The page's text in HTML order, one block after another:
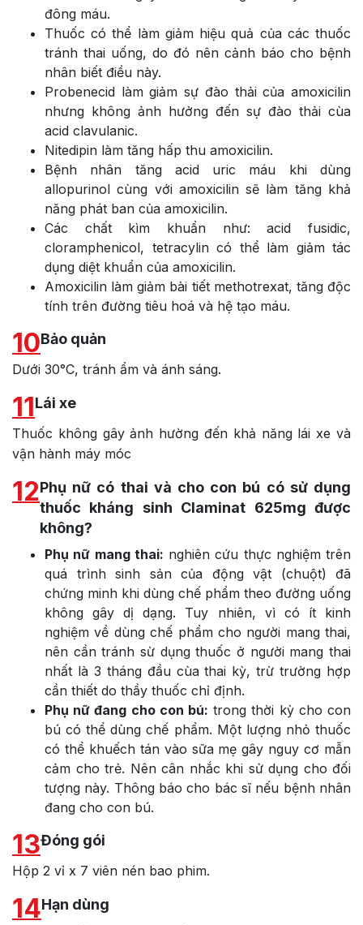
đông máu.
Thuốc có thể làm giảm hiệu quả của các thuốc
tránh thai uống, do đó nên cảnh báo cho bệnh
nhân biết điều này.
Probenecid làm giảm sự đào thải của amoxicilin
nhưng không ảnh hưởng đến sự đào thải cùa
acid clavulanic.
Nitedipin làm tăng hấp thu amoxicilin.
Bệnh nhân tăng acid uric máu khi dùng
allopurinol cùng với amoxicilin sẽ làm tăng khả
năng phát ban của amoxicilin.
Các chất kìm khuẩn như: acid fusidic,
cloramphenicol, tetracylin có thể làm giảm tác
dụng diệt khuẩn của amoxicilin.
Amoxicilin làm giảm bài tiết methotrexat, tăng độc
tính trên đường tiêu hoá và hệ tạo máu.
10Bảo quản
Dưới 30°C, tránh ẩm và ánh sáng.
11Lái xe
Thuốc không gây ảnh hường đến khả năng lái xe và
vận hành máy móc
12Phụ nữ có thai và cho con bú có sử dụng
thuốc kháng sinh Claminat 625mg được
không?
Phụ nữ mang thai: nghiên cứu thực nghiệm trên
quá trình sinh sản của động vật (chuột) đã
chứng minh khi dùng chế phẩm theo đường uống
không gây dị dạng. Tuy nhiên, vì có ít kinh
nghiệm về dùng chế phẩm cho người mang thai,
nên cần tránh sừ dụng thuốc ở người mang thai
nhất là 3 tháng đầu cùa thai kỳ, trừ trường hợp
cần thiết do thầy thuốc chỉ định.
Phụ nữ đang cho con bú: trong thời kỳ cho con
bú có thể dùng chế phẩm. Một lượng nhỏ thuốc
có thể khuếch tán vào sữa mẹ gây nguy cơ mẫn
cảm cho trẻ. Nên cân nhắc khi sử dụng cho đối
tượng này. Thông báo cho bác sĩ nếu bệnh nhân
đang cho con bú.
13Đóng gói
Hộp 2 vỉ x 7 viên nén bao phim.
14Hạn dùng